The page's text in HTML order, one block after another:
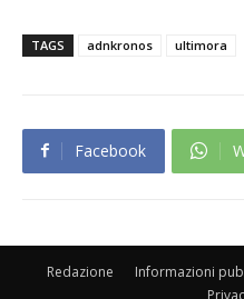
TAGS adnkronos ultimora
Facebook
Redazione Informazioni